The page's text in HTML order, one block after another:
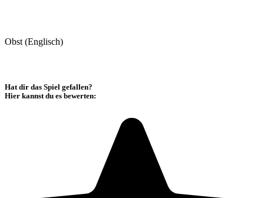
Obst (Englisch)
Hat dir das Spiel gefallen?
Hier kannst du es bewerten: